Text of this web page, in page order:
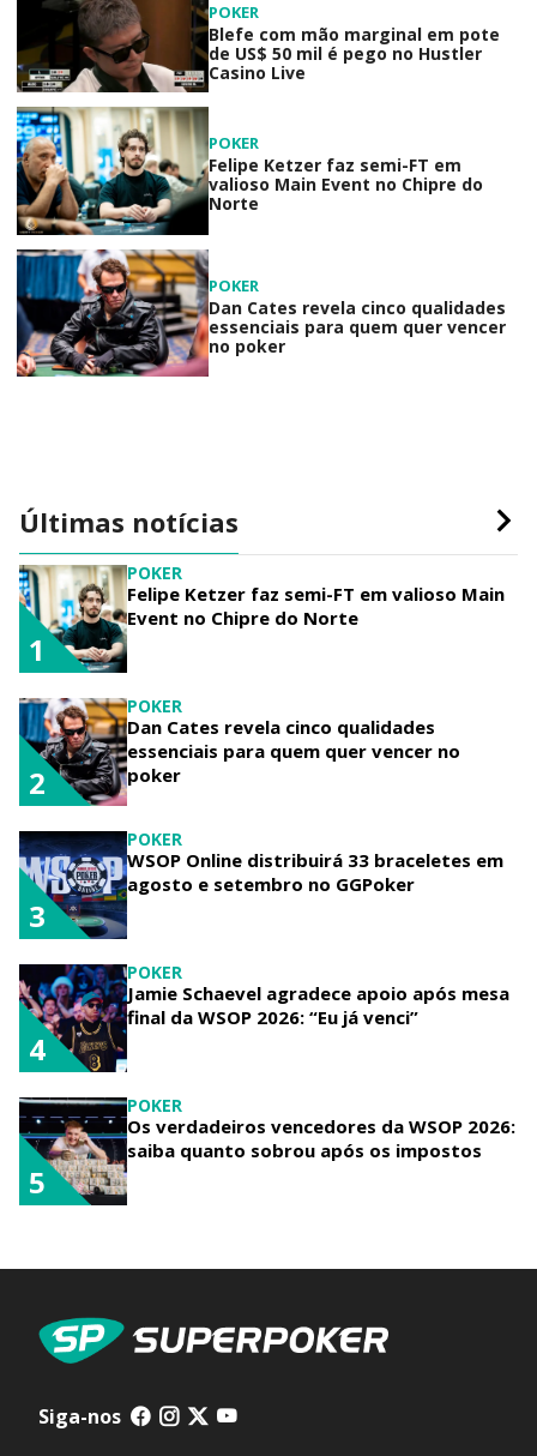
POKER
Blefe com mão marginal em pote
de US$ 50 mil é pego no Hustler
Casino Live
POKER
Felipe Ketzer faz semi-FT em
valioso Main Event no Chipre do
Norte
POKER
Dan Cates revela cinco qualidades
essenciais para quem quer vencer
no poker
Últimas notícias
POKER
Felipe Ketzer faz semi-FT em valioso Main
Event no Chipre do Norte
1
POKER
Dan Cates revela cinco qualidades
essenciais para quem quer vencer no
poker
2
POKER
WSOP Online distribuirá 33 braceletes em
agosto e setembro no GGPoker
3
POKER
Jamie Schaevel agradece apoio após mesa
final da WSOP 2026: “Eu já venci”
4
POKER
Os verdadeiros vencedores da WSOP 2026:
saiba quanto sobrou após os impostos
5
Siga-nos